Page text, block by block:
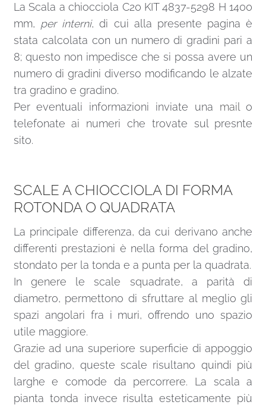
La Scala a chiocciola C20 KIT 4837-5298 H 1400
mm, per interni, di cui alla presente pagina è
stata calcolata con un numero di gradini pari a
8; questo non impedisce che si possa avere un
numero di gradini diverso modificando le alzate
tra gradino e gradino.
Per eventuali informazioni inviate una mail
o
telefonate ai numeri che trovate sul presnte
sito.
SCALE A CHIOCCIOLA DI FORMA
ROTONDA O QUADRATA
La principale differenza, da cui derivano anche
differenti prestazioni è nella forma del gradino,
stondato per la tonda e a punta per la quadrata.
In genere le scale squadrate, a parità di
diametro, permettono di sfruttare al meglio gli
spazi angolari fra i muri, offrendo uno spazio
utile maggiore.
Grazie ad una superiore superficie di appoggio
del gradino, queste scale risultano quindi più
larghe e comode da percorrere. La scala a
pianta tonda invece risulta esteticamente più